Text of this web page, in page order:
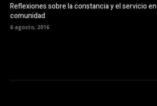
Reflexiones sobre la constancia y el servicio en
comunidad
6 agosto, 2016